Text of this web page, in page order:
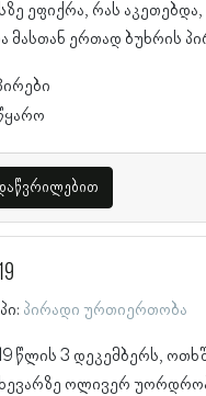
ეფიქრა, რას
მასთან ერთად ბუხრის
პირადი ურთიერთობა
წლის 3 დეკემბერს,
ოლივერ